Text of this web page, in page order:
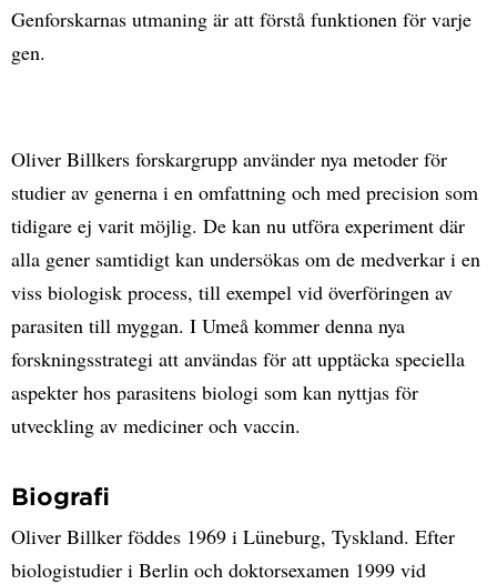
Genforskarnas utmaning är att förstå funktionen för varje
gen.
Oliver Billkers forskargrupp använder nya metoder för
studier av generna i en omfattning och med precision som
tidigare ej varit möjlig. De kan nu utföra experiment där
alla gener samtidigt kan undersökas om de medverkar i en
viss biologisk process, till exempel vid överföringen av
parasiten till myggan. I Umeå kommer denna nya
forskningsstrategi att användas för att upptäcka speciella
aspekter hos parasitens biologi som kan nyttjas för
utveckling av mediciner och vaccin.
Biografi
Oliver Billker föddes 1969 i Lüneburg, Tyskland. Efter
biologistudier i Berlin och doktorsexamen 1999 vid